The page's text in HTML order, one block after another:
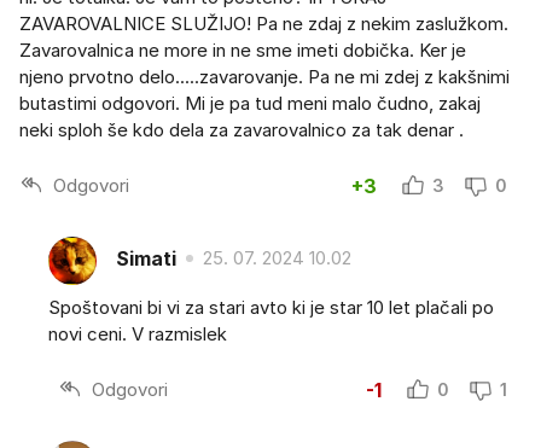
ZAVAROVALNICE SLUŽIJO! Pa ne zdaj z nekim zaslužkom.
Zavarovalnica ne more in ne sme imeti dobička. Ker je
njeno prvotno delo.....zavarovanje. Pa ne mi zdej z kakšnimi
butastimi odgovori. Mi je pa tud meni malo čudno, zakaj
neki sploh še kdo dela za zavarovalnico za tak denar .
Odgovori +3 3 0
Simati 25. 07. 2024 10.02
Spoštovani bi vi za stari avto ki je star 10 let plačali po
novi ceni. V razmislek
Odgovori -1 0 1